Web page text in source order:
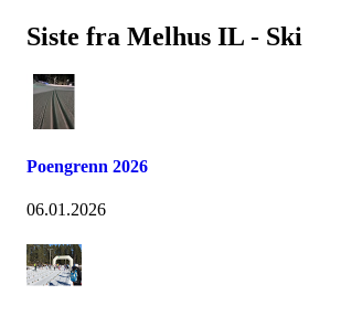
Siste fra Melhus IL - Ski
Poengrenn 2026
06.01.2026